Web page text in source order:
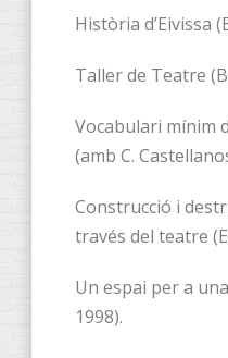
Història d’Eivissa
Taller de Teatre
Vocabulari mínim
(amb C.
Construcció i
través del teatre
Un espai per a
1998).